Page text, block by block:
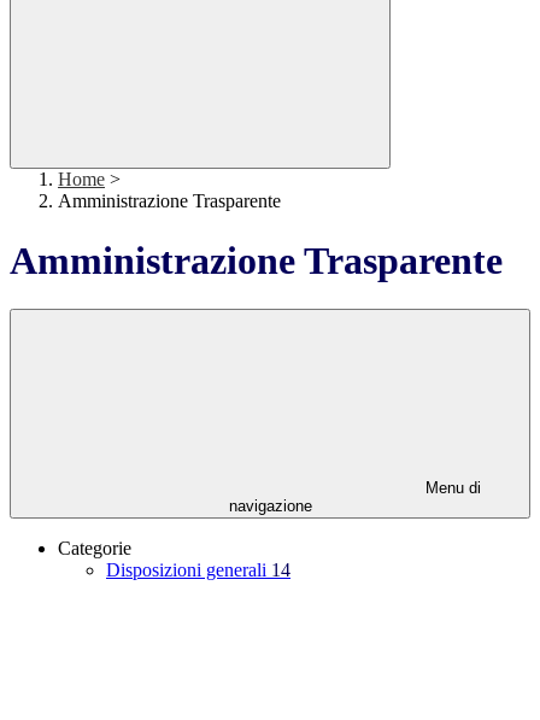
Home >
Amministrazione Trasparente
Amministrazione Trasparente
Menu di
navigazione
Categorie
Disposizioni generali 14